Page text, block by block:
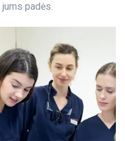
jums padės.